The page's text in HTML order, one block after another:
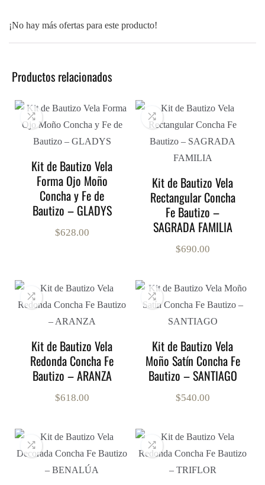
¡No hay más ofertas para este producto!
Productos relacionados
Kit de Bautizo Vela
Forma Ojo Moño
Concha y Fe de
Bautizo – GLADYS
$628.00
Kit de Bautizo Vela
Rectangular Concha
Fe Bautizo –
SAGRADA FAMILIA
$690.00
Kit de Bautizo Vela
Redonda Concha Fe
Bautizo – ARANZA
$618.00
Kit de Bautizo Vela
Moño Satín Concha Fe
Bautizo – SANTIAGO
$540.00